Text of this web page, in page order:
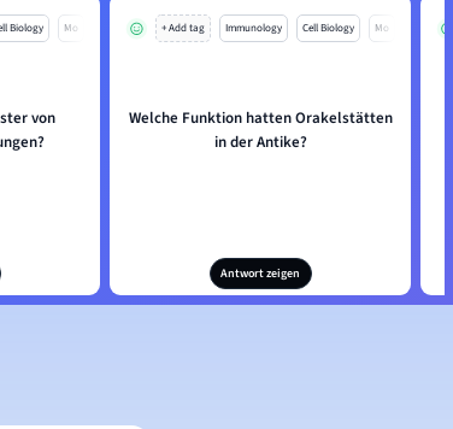
Biology Mo
von
+ Add tag Immunology Cell Biology Mo
Welche Funktion hatten Orakelstätten
in der Antike?
Antwort zeigen